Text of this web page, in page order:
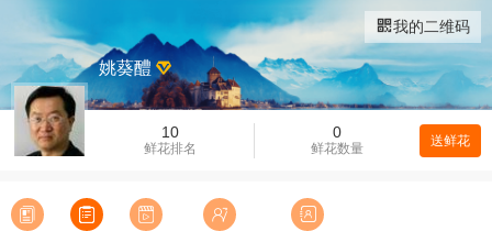
我的二维码
10
鲜花排名
0
鲜花数量 送鲜花
姚葵醴